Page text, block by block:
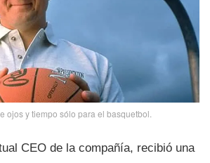
ojos y tiempo sólo para el basquetbol.
CEO de la compañí­a, recibió una